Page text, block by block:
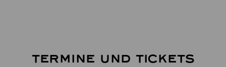
TERMINE UND TICKETS